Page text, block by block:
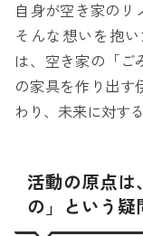
自身が空き家のリ
そんな想いを抱
は、空き家の「ご
の家具を作り出す
わり、未来に対す
活動の原点は
の」という疑